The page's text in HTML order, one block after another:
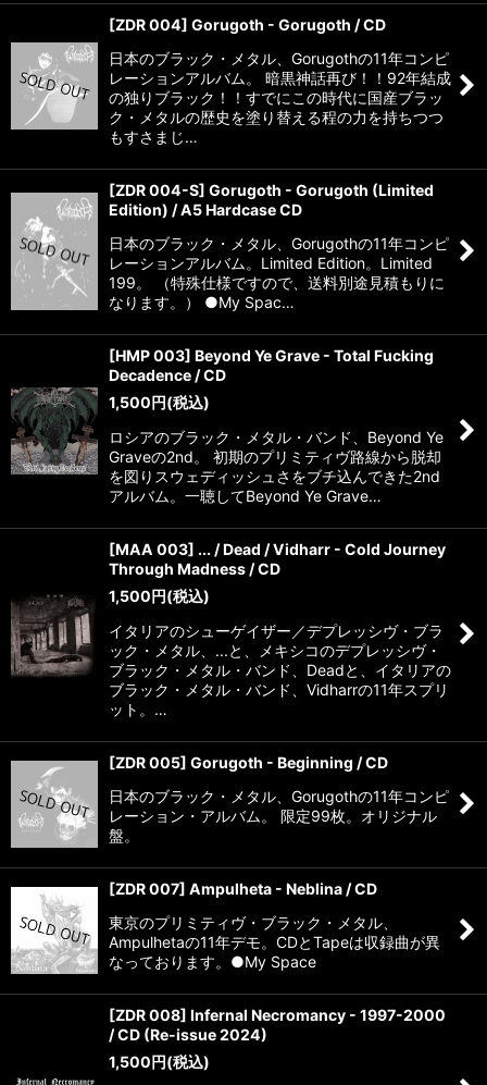
[ZDR 004] Gorugoth - Gorugoth / CD
日本のブラック・メタル、Gorugothの11年コンピ
レーションアルバム。 暗黒神話再び！！92年結成
の独りブラック！！すでにこの時代に国産ブラッ
ク・メタルの歴史を塗り替える程の力を持ちつつ
もすさまじ…
[ZDR 004-S] Gorugoth - Gorugoth (Limited
Edition) / A5 Hardcase CD
日本のブラック・メタル、Gorugothの11年コンピ
レーションアルバム。Limited Edition。Limited
199。 （特殊仕様ですので、送料別途見積もりに
なります。） ●My Spac…
[HMP 003] Beyond Ye Grave - Total Fucking
Decadence / CD
1,500円(税込)
ロシアのブラック・メタル・バンド、Beyond Ye
Graveの2nd。 初期のプリミティヴ路線から脱却
を図りスウェディッシュさをブチ込んできた2nd
アルバム。一聴してBeyond Ye Grave…
[MAA 003] ... / Dead / Vidharr - Cold Journey
Through Madness / CD
1,500円(税込)
イタリアのシューゲイザー／デプレッシヴ・ブラ
ック・メタル、...と、メキシコのデプレッシヴ・
ブラック・メタル・バンド、Deadと、イタリアの
ブラック・メタル・バンド、Vidharrの11年スプリ
ット。…
[ZDR 005] Gorugoth - Beginning / CD
日本のブラック・メタル、Gorugothの11年コンピ
レーション・アルバム。 限定99枚。オリジナル
盤。
[ZDR 007] Ampulheta - Neblina / CD
東京のプリミティヴ・ブラック・メタル、
Ampulhetaの11年デモ。CDとTapeは収録曲が異
なっております。●My Space
[ZDR 008] Infernal Necromancy - 1997-2000
/ CD (Re-issue 2024)
1,500円(税込)